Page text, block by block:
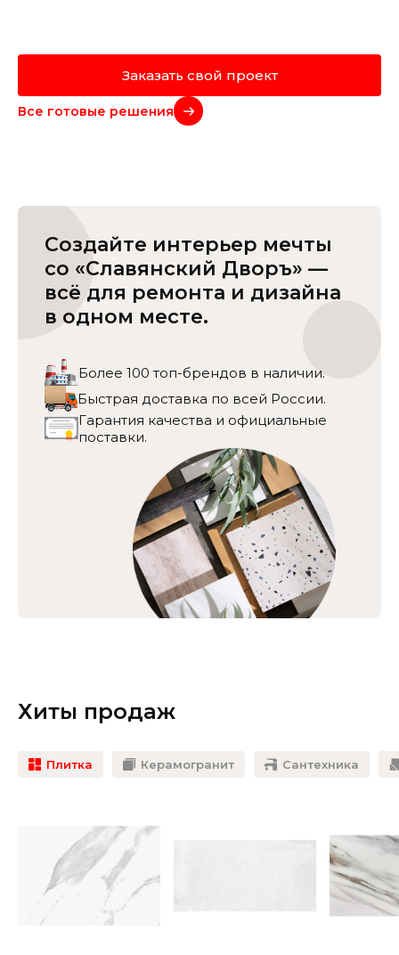
Заказать свой проект
Все готовые решения
Создайте интерьер мечты
со «Славянский Дворъ» —
всё для ремонта и дизайна
в одном месте.
Более 100 топ-брендов в наличии.
Быстрая доставка по всей России.
Гарантия качества и официальные
поставки.
Хиты продаж
Плитка Керамогранит Сантехника